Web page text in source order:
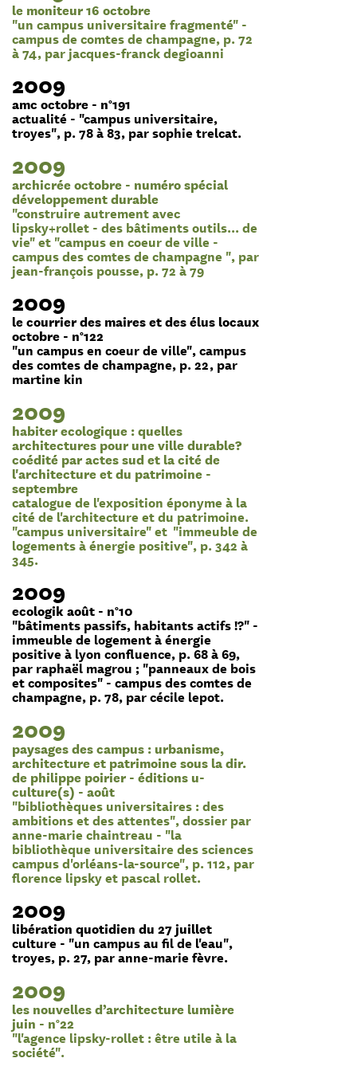
le moniteur 16 octobre
"un campus universitaire fragmenté" -
campus de comtes de champagne, p. 72
à 74, par jacques-franck degioanni
2009
amc octobre - n°191
actualité - "campus universitaire,
troyes", p. 78 à 83, par sophie trelcat.
2009
archicrée octobre - numéro spécial
développement durable
"construire autrement avec
lipsky+rollet - des bâtiments outils... de
vie" et "campus en coeur de ville -
campus des comtes de champagne ", par
jean-françois pousse, p. 72 à 79
2009
le courrier des maires et des élus locaux
octobre - n°122
"un campus en coeur de ville", campus
des comtes de champagne, p. 22, par
martine kin
2009
habiter ecologique : quelles
architectures pour une ville durable?
coédité par actes sud et la cité de
l'architecture et du patrimoine -
septembre
catalogue de l'exposition éponyme à la
cité de l'architecture et du patrimoine.
"campus universitaire" et "immeuble de
logements à énergie positive", p. 342 à
345.
2009
ecologik août - n°10
"bâtiments passifs, habitants actifs !?" -
immeuble de logement à énergie
positive à lyon confluence, p. 68 à 69,
par raphaël magrou ; "panneaux de bois
et composites" - campus des comtes de
champagne, p. 78, par cécile lepot.
2009
paysages des campus : urbanisme,
architecture et patrimoine sous la dir.
de philippe poirier - éditions u-
culture(s) - août
"bibliothèques universitaires : des
ambitions et des attentes", dossier par
anne-marie chaintreau - "la
bibliothèque universitaire des sciences
campus d'orléans-la-source", p. 112, par
florence lipsky et pascal rollet.
2009
libération quotidien du 27 juillet
culture - "un campus au fil de l'eau",
troyes, p. 27, par anne-marie fèvre.
2009
les nouvelles d’architecture lumière
juin - n°22
"l'agence lipsky-rollet : être utile à la
société".